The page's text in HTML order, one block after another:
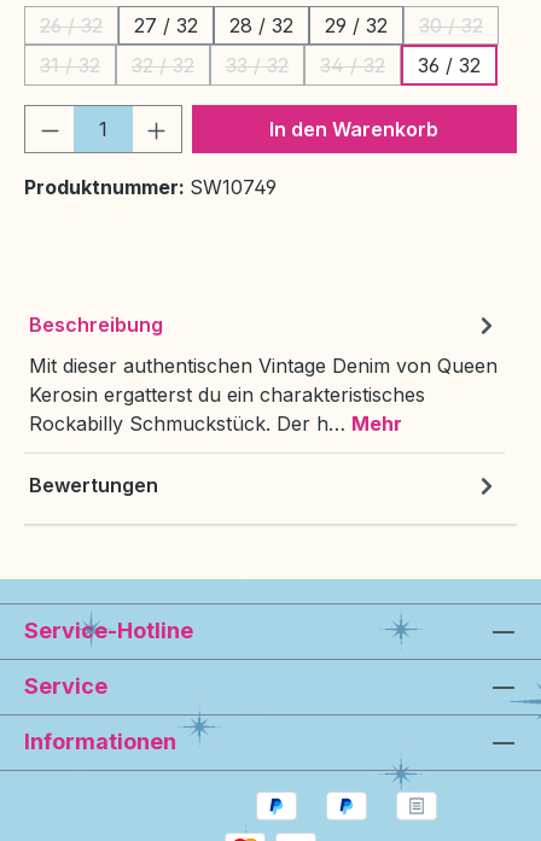
26 / 32
(Diese Option ist zurzeit nicht verfügbar.)
27 / 32 28 / 32 29 / 32 30 / 32
(Diese
31 / 32
(Diese Option ist zurzeit nicht verfügbar.)
32 / 32
(Diese Option ist zurzeit nicht verfügbar.)
33 / 32
(Diese Option ist zurzeit nicht
34 / 32
(Diese Option ist
36 / 32
Produkt Anzahl: Gib denIn den Warenkorb
Produktnummer: SW10749
Beschreibung
Mit dieser authentischen Vintage Denim von Queen
Kerosin ergatterst du ein charakteristisches
Rockabilly Schmuckstück. Der h… Mehr
Bewertungen
Service-Hotline
Service
Informationen